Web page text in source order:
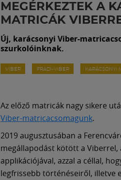
MEGÉRKEZTEK A
MATRICÁK
Új, karácsonyi Viber-
szurkolóinknak.
VIBER FRADI-VIBER KARÁCSONYI
Az előző matricák nagy sikere
Viber-matricacsomagunk.
2019 augusztusában a
megállapodást kötött a Viberrel,
applikációjával, azzal a céllal,
legfrissebb történéseiről, illetve